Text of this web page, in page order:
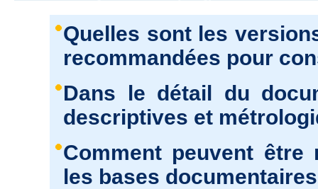
Quelles sont les
recommandées pour
Dans le détail du
descriptives et
Comment peuvent
les bases